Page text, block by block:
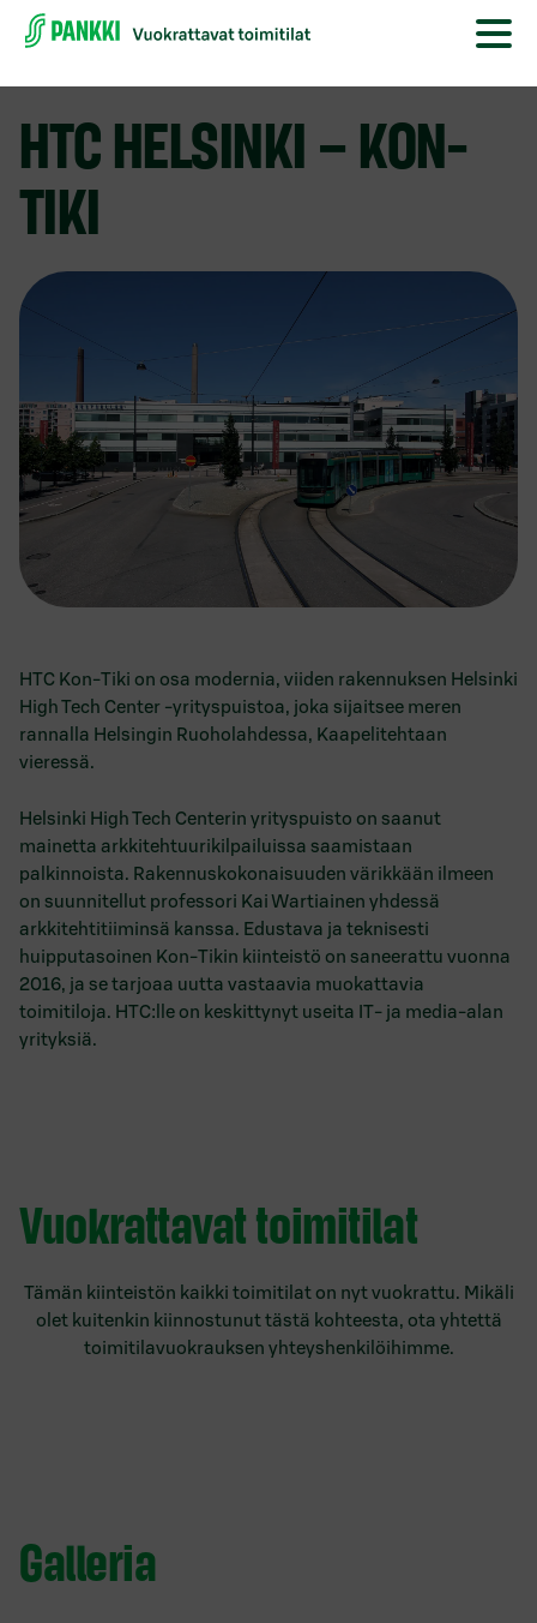
HTC HELSINKI – KON-
TIKI
HTC Kon-Tiki on osa modernia, viiden rakennuksen Helsinki
High Tech Center -yrityspuistoa, joka sijaitsee meren
rannalla Helsingin Ruoholahdessa, Kaapelitehtaan
vieressä.
Helsinki High Tech Centerin yrityspuisto on saanut
mainetta arkkitehtuurikilpailuissa saamistaan
palkinnoista. Rakennuskokonaisuuden värikkään ilmeen
on suunnitellut professori Kai Wartiainen yhdessä
arkkitehtitiiminsä kanssa. Edustava ja teknisesti
huipputasoinen Kon-Tikin kiinteistö on saneerattu vuonna
2016, ja se tarjoaa uutta vastaavia muokattavia
toimitiloja. HTC:lle on keskittynyt useita IT- ja media-alan
yrityksiä.
Vuokrattavat toimitilat
Tämän kiinteistön kaikki toimitilat on nyt vuokrattu. Mikäli
olet kuitenkin kiinnostunut tästä kohteesta, ota yhtettä
toimitilavuokrauksen yhteyshenkilöihimme.
Galleria